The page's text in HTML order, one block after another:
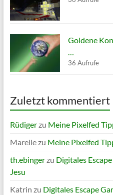
Goldene
…
36 Aufrufe
Zuletzt kommentiert
Rüdigerzu Meine Pixelfed
Mareilezu Meine Pixelfed
th.ebingerzu Digitales
Jesu
Katrin zu Digitales Escape